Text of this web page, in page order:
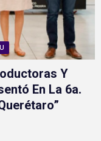
Y
En La 6a.